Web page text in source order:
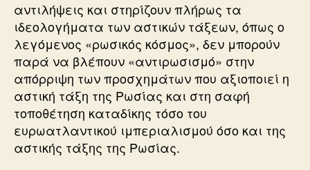
αντιλήψεις και στηρίζουν πλήρως τα
ιδεολογήματα των αστικών τάξεων, όπως ο
λεγόμενος «ρωσικός κόσμος», δεν μπορούν
παρά να βλέπουν «αντιρωσισμό» στην
απόρριψη των προσχημάτων που αξιοποιεί η
αστική τάξη της Ρωσίας και στη σαφή
τοποθέτηση καταδίκης τόσο του
ευρωατλαντικού ιμπεριαλισμού όσο και της
αστικής τάξης της Ρωσίας.